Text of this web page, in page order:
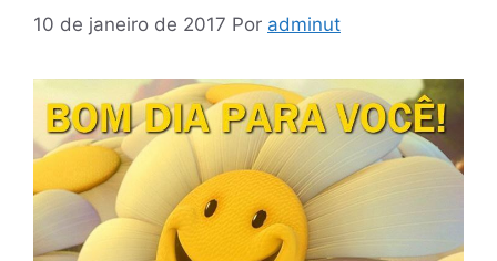
10 de janeiro de 2017 Por adminut